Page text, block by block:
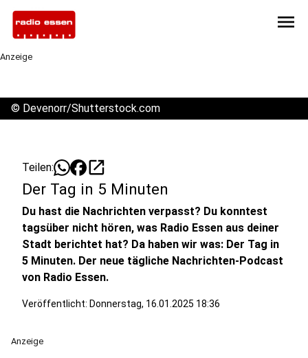
menu
Anzeige
© Devenorr/Shutterstock.com
Teilen: open_in_new
Der Tag in 5 Minuten
Du hast die Nachrichten verpasst? Du konntest
tagsüber nicht hören, was Radio Essen aus deiner
Stadt berichtet hat? Da haben wir was: Der Tag in
5 Minuten. Der neue tägliche Nachrichten-Podcast
von Radio Essen.
Veröffentlicht: Donnerstag, 16.01.2025 18:36
Anzeige